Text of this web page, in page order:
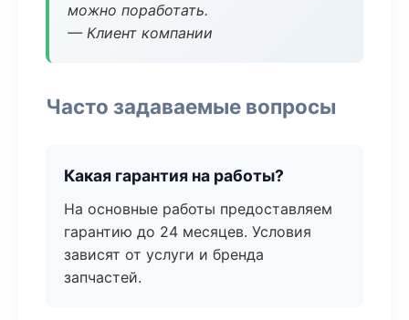
можно поработать.
— Клиент компании
Часто задаваемые вопросы
Какая гарантия на работы?
На основные работы предоставляем
гарантию до 24 месяцев. Условия
зависят от услуги и бренда
запчастей.